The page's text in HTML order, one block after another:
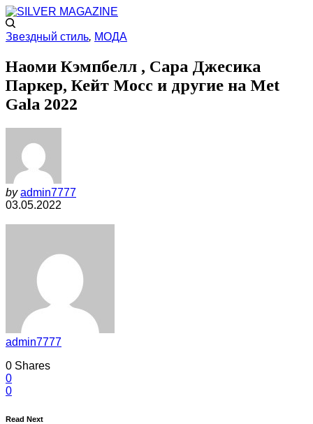
Звездный стиль, МОДА
Наоми Кэмпбелл , Сара Джесика
Паркер, Кейт Мосс и другие на Met
Gala 2022
by admin7777
03.05.2022
admin7777
0 Shares
0
0
Read Next